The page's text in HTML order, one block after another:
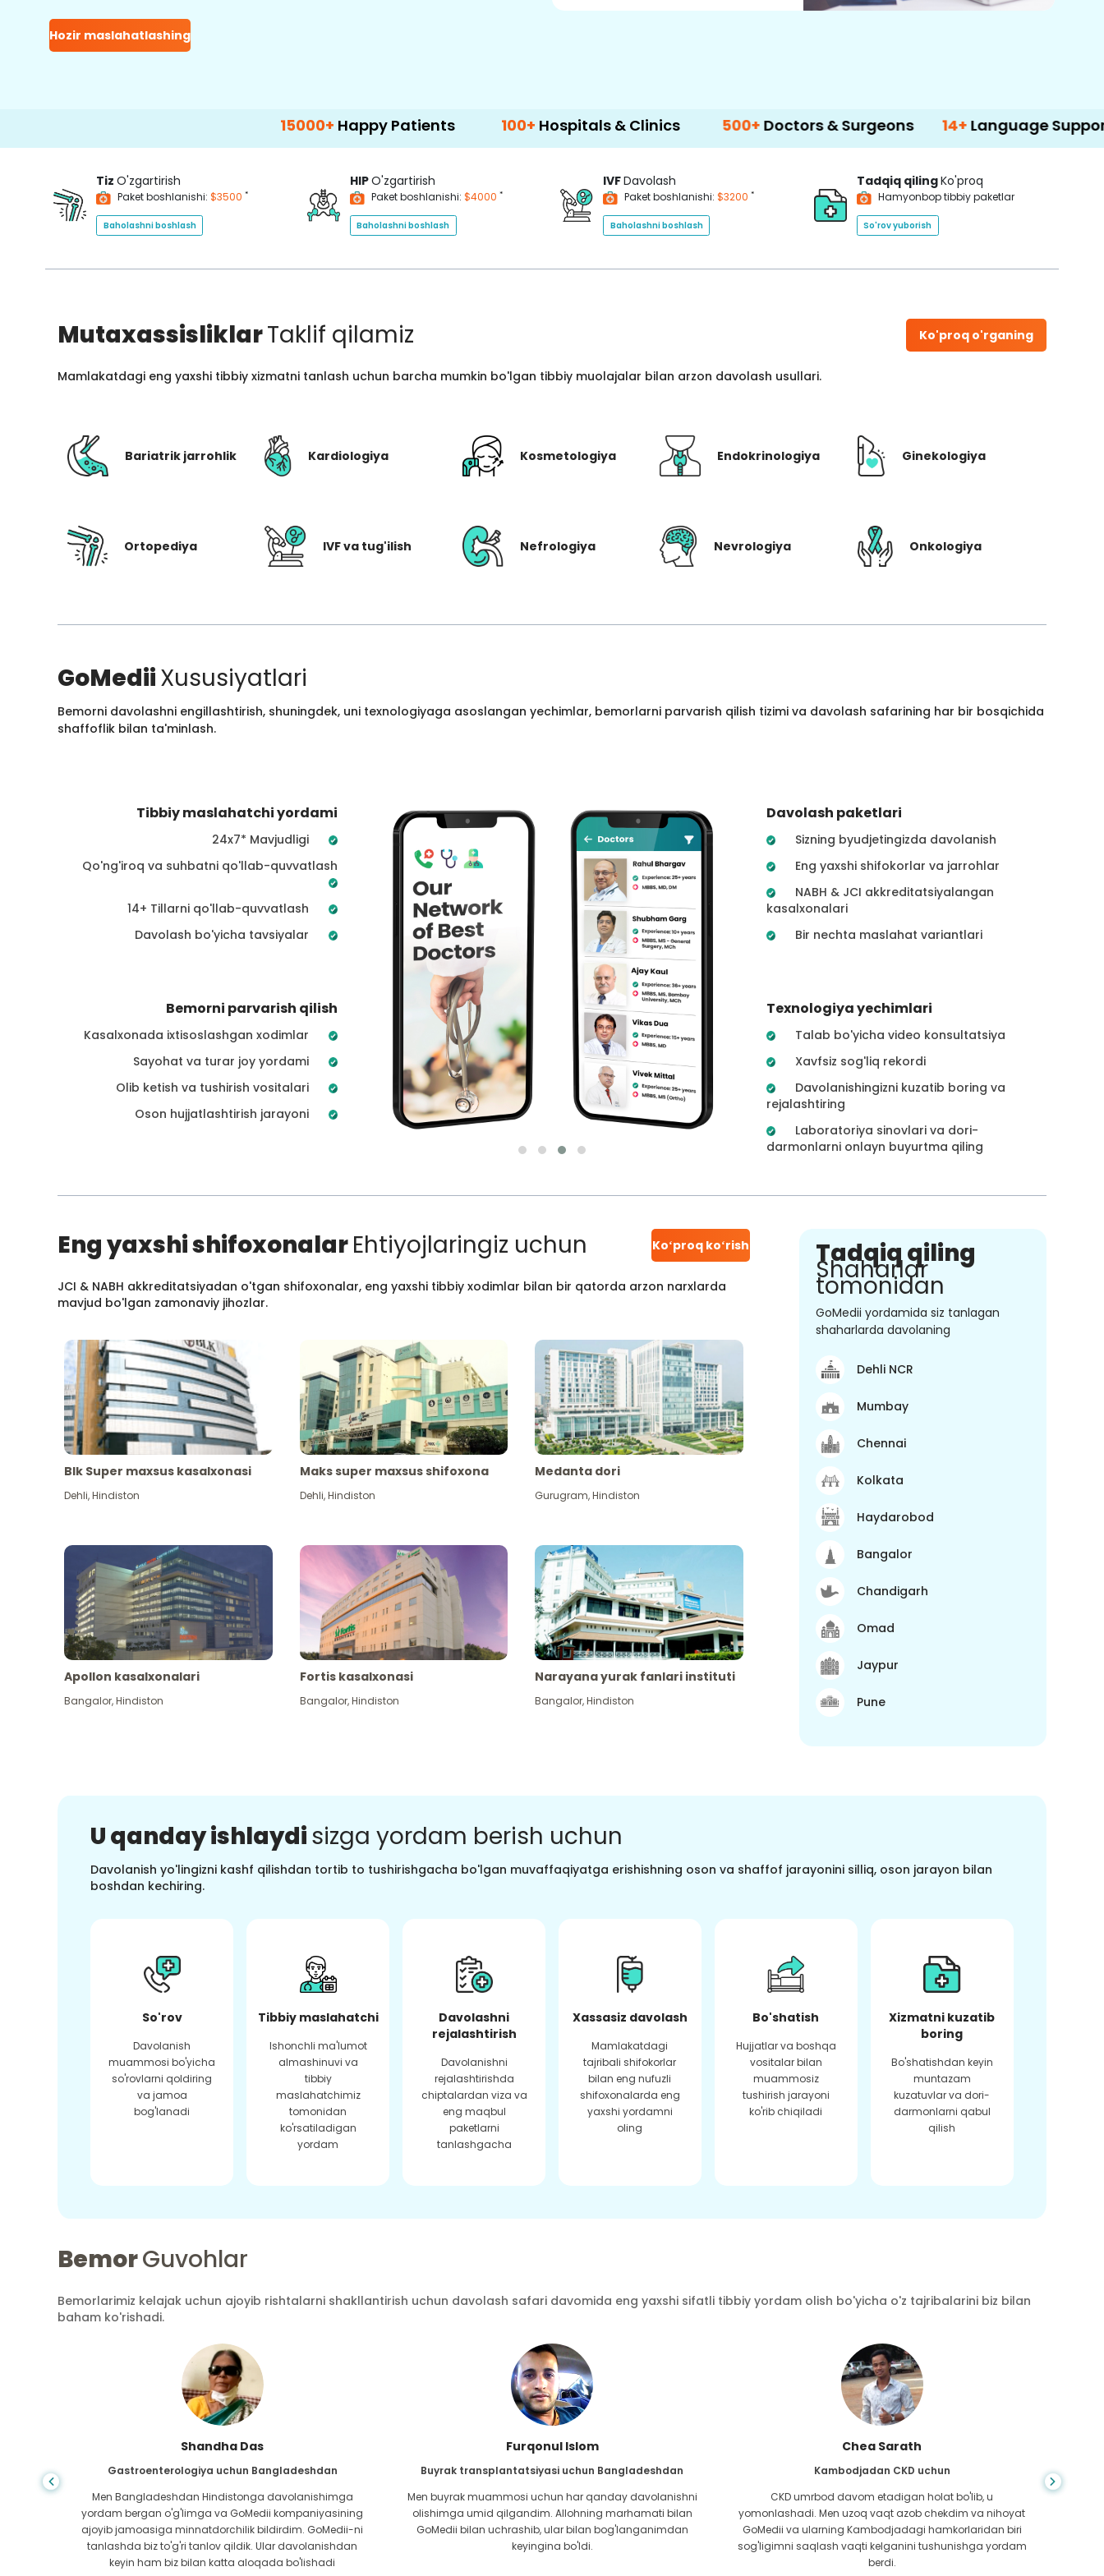
Hozir maslahatlashing
Happy Patients 100+Hospitals & Clinics 500+Doctors & Surgeons 14+Language Support
Tiz O'zgartirish
Paket boshlanishi: $3500 *
Baholashni boshlash
HIPO'zgartirish
Paket boshlanishi: $4000 *
Baholashni boshlash
IVFDavolash
Paket boshlanishi: $3200 *
Baholashni boshlash
Tadqiq qilingKo'proq
Hamyonbop tibbiy paketlar
So'rov yuborish
MutaxassisliklarTaklif qilamiz Ko'proq o'rganing
Mamlakatdagi eng yaxshi tibbiy xizmatni tanlash uchun barcha mumkin bo'lgan tibbiy muolajalar bilan arzon davolash usullari.
Bariatrik jarrohlik Kardiologiya Kosmetologiya Endokrinologiya Ginekologiya
Ortopediya IVF va tug'ilish Nefrologiya Nevrologiya Onkologiya
GoMediiXususiyatlari
Bemorni davolashni engillashtirish, shuningdek, uni texnologiyaga asoslangan yechimlar, bemorlarni parvarish qilish tizimi va davolash safarining har bir bosqichida
shaffoflik bilan ta'minlash.
Tibbiy maslahatchi yordami
24x7* Mavjudligi
Qo'ng'iroq va suhbatni qo'llab-quvvatlash
14+ Tillarni qo'llab-quvvatlash
Davolash bo'yicha tavsiyalar
Bemorni parvarish qilish
Kasalxonada ixtisoslashgan xodimlar
Sayohat va turar joy yordami
Olib ketish va tushirish vositalari
Oson hujjatlashtirish jarayoni
Davolash paketlari
Sizning byudjetingizda davolanish
Eng yaxshi shifokorlar va jarrohlar
NABH & JCI akkreditatsiyalangan
kasalxonalari
Bir nechta maslahat variantlari
Texnologiya yechimlari
Talab bo'yicha video konsultatsiya
Xavfsiz sog'liq rekordi
Davolanishingizni kuzatib boring va
rejalashtiring
Laboratoriya sinovlari va dori-
darmonlarni onlayn buyurtma qiling
Eng yaxshi shifoxonalarEhtiyojlaringiz uchun Koʻproq koʻrish
JCI & NABH akkreditatsiyadan o'tgan shifoxonalar, eng yaxshi tibbiy xodimlar bilan bir qatorda arzon narxlarda
mavjud bo'lgan zamonaviy jihozlar.
Blk Super maxsus kasalxonasi
Dehli,Hindiston
Maks super maxsus shifoxona
Dehli,Hindiston
Medanta dori
Gurugram,Hindiston
Apollon kasalxonalari
Bangalor,Hindiston
Fortis kasalxonasi
Bangalor,Hindiston
Narayana yurak fanlari instituti
Bangalor,Hindiston
Tadqiq qiling
Shaharlar
tomonidan
GoMedii yordamida siz tanlagan
shaharlarda davolaning
Dehli NCR
Mumbay
Chennai
Kolkata
Haydarobod
Bangalor
Chandigarh
Omad
Jaypur
Pune
U qanday ishlaydisizga yordam berish uchun
Davolanish yo'lingizni kashf qilishdan tortib to tushirishgacha bo'lgan muvaffaqiyatga erishishning oson va shaffof jarayonini silliq, oson jarayon bilan
boshdan kechiring.
So'rov
Davolanish
muammosi bo'yicha
so'rovlarni qoldiring
va jamoa
bog'lanadi
Tibbiy maslahatchi
Ishonchli ma'lumot
almashinuvi va
tibbiy
maslahatchimiz
tomonidan
ko'rsatiladigan
yordam
Davolashni
rejalashtirish
Davolanishni
rejalashtirishda
chiptalardan viza va
eng maqbul
paketlarni
tanlashgacha
Xassasiz davolash
Mamlakatdagi
tajribali shifokorlar
bilan eng nufuzli
shifoxonalarda eng
yaxshi yordamni
oling
Bo'shatish
Hujjatlar va boshqa
vositalar bilan
muammosiz
tushirish jarayoni
ko'rib chiqiladi
Xizmatni kuzatib
boring
Bo'shatishdan keyin
muntazam
kuzatuvlar va dori-
darmonlarni qabul
qilish
BemorGuvohlar
Bemorlarimiz kelajak uchun ajoyib rishtalarni shakllantirish uchun davolash safari davomida eng yaxshi sifatli tibbiy yordam olish bo'yicha o'z tajribalarini biz bilan
baham ko'rishadi.
Shandha Das
Gastroenterologiya uchun Bangladeshdan
Men Bangladeshdan Hindistonga davolanishimga
yordam bergan o'g'limga va GoMedii kompaniyasining
ajoyib jamoasiga minnatdorchilik bildirdim. GoMedii-ni
tanlashda biz to'g'ri tanlov qildik. Ular davolanishdan
keyin ham biz bilan katta aloqada bo'lishadi
Furqonul Islom
Buyrak transplantatsiyasi uchun Bangladeshdan
Men buyrak muammosi uchun har qanday davolanishni
olishimga umid qilgandim. Allohning marhamati bilan
GoMedii bilan uchrashib, ular bilan bog'langanimdan
keyingina bo'ldi.
Chea Sarath
Kambodjadan CKD uchun
CKD umrbod davom etadigan holat bo'lib, u
yomonlashadi. Men uzoq vaqt azob chekdim va nihoyat
GoMedii va ularning Kambodjadagi hamkorlaridan biri
sog'ligimni saqlash vaqti kelganini tushunishga yordam
berdi.